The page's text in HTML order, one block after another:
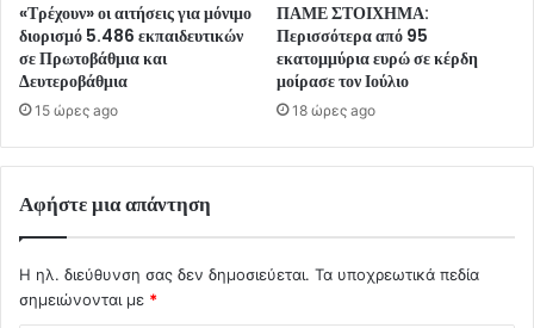
«Τρέχουν» οι αιτήσεις για μόνιμο
διορισμό 5.486 εκπαιδευτικών
σε Πρωτοβάθμια και
Δευτεροβάθμια
15 ώρες ago
ΠΑΜΕ ΣΤΟΙΧΗΜΑ:
Περισσότερα από 95
εκατομμύρια ευρώ σε κέρδη
μοίρασε τον Ιούλιο
18 ώρες ago
Αφήστε μια απάντηση
Η ηλ. διεύθυνση σας δεν δημοσιεύεται. Τα υποχρεωτικά πεδία
σημειώνονται με *